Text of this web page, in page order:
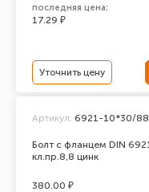
последняя цена:
17.29 ₽
Уточнить цену
Болт с фланцем DIN
кл.пр.8,8 цинк
Артикул: 6921-10*30/88
380.00 ₽